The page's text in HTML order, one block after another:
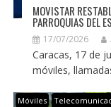
MOVISTAR
PARROQUIAS DEL
17/07/2026
Caracas, 17 de
móviles,
Móviles